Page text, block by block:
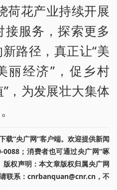
荷花产业持续开展
服务，探索更多
路径，真正让“美
丽经济”，促乡村
”，为发展壮大集体
载“央广网”客户端。欢迎提供新闻
；消费者也可通过央广网“啄
权声明：本文章版权归属央广网
联系：cnrbanquan@cnr.cn，不